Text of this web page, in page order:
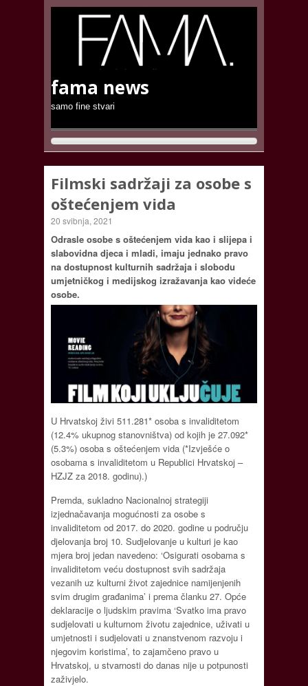
fama news
samo fine stvari
Filmski sadržaji za osobe s
oštećenjem vida
20 svibnja, 2021
Odrasle osobe s oštećenjem vida kao i slijepa i
slabovidna djeca i mladi, imaju jednako pravo
na dostupnost kulturnih sadržaja i slobodu
umjetničkog i medijskog izražavanja kao videće
osobe.
U Hrvatskoj živi 511.281* osoba s invaliditetom
(12.4% ukupnog stanovništva) od kojih je 27.092*
(5.3%) osoba s oštećenjem vida (*Izvješće o
osobama s invaliditetom u Republici Hrvatskoj –
HZJZ za 2018. godinu).)
Premda, sukladno Nacionalnoj strategiji
izjednačavanja mogućnosti za osobe s
invaliditetom od 2017. do 2020. godine u području
djelovanja broj 10. Sudjelovanje u kulturi je kao
mjera broj jedan navedeno: ‘Osigurati osobama s
invaliditetom veću dostupnost svih sadržaja
vezanih uz kulturni život zajednice namijenjenih
svim drugim građanima’ i prema članku 27. Opće
deklaracije o ljudskim pravima ‘Svatko ima pravo
sudjelovati u kulturnom životu zajednice, uživati u
umjetnosti i sudjelovati u znanstvenom razvoju i
njegovim koristima’, to zajamčeno pravo u
Hrvatskoj, u stvarnosti do danas nije u potpunosti
zaživjelo.